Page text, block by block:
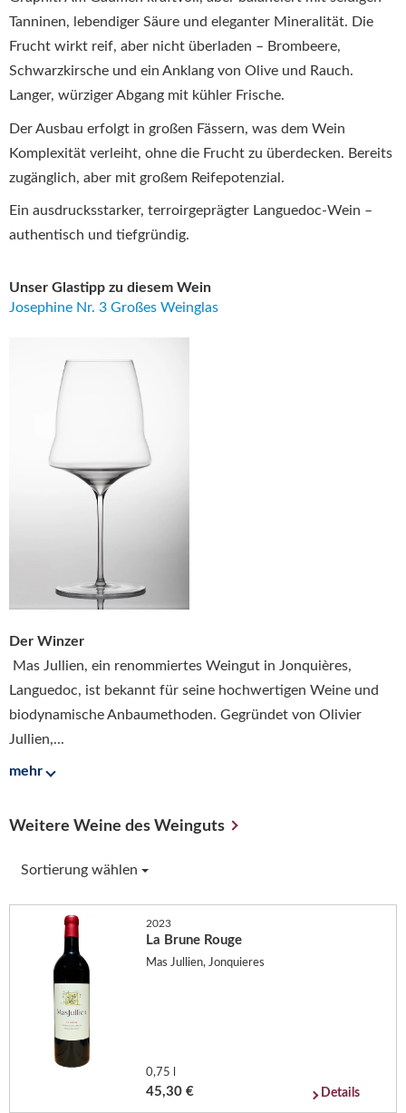
Tanninen, lebendiger Säure und eleganter Mineralität. Die
Frucht wirkt reif, aber nicht überladen – Brombeere,
Schwarzkirsche und ein Anklang von Olive und Rauch.
Langer, würziger Abgang mit kühler Frische.
Der Ausbau erfolgt in großen Fässern, was dem Wein
Komplexität verleiht, ohne die Frucht zu überdecken. Bereits
zugänglich, aber mit großem Reifepotenzial.
Ein ausdrucksstarker, terroirgeprägter Languedoc-Wein –
authentisch und tiefgründig.
Unser Glastipp zu diesem Wein
Josephine Nr. 3 Großes Weinglas
Der Winzer
Mas Jullien, ein renommiertes Weingut in Jonquières,
Languedoc, ist bekannt für seine hochwertigen Weine und
biodynamische Anbaumethoden. Gegründet von Olivier
Jullien,...
mehr
Weitere Weine des Weinguts
Sortierung wählen
2023
La Brune Rouge
Mas Jullien, Jonquieres
0,75 l
45,30 € Details